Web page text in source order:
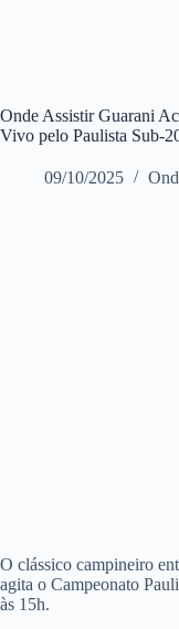
Onde Assistir Guarani
Vivo pelo Paulista Sub-
09/10/2025
O clássico campineiro
agita o Campeonato
às 15h.